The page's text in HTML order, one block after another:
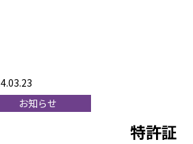
お知らせ
特許証